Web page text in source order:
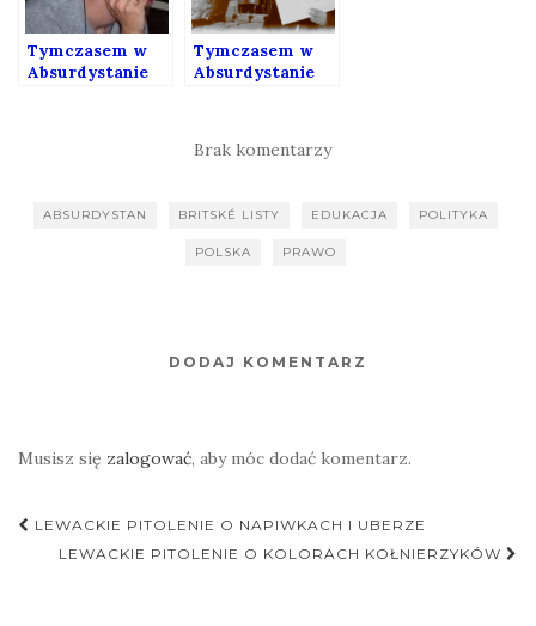
Tymczasem w
Absurdystanie
Tymczasem w
Absurdystanie
Brak komentarzy
ABSURDYSTAN BRITSKÉ LISTY EDUKACJA POLITYKA
POLSKA PRAWO
DODAJ KOMENTARZ
Musisz się zalogować, aby móc dodać komentarz.
Nawigacja
postu
LEWACKIE PITOLENIE O NAPIWKACH I UBERZE
LEWACKIE PITOLENIE O KOLORACH KOŁNIERZYKÓW